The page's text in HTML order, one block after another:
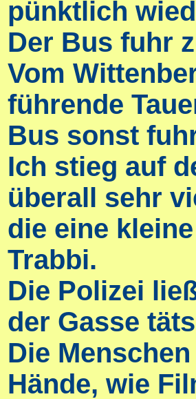
pünktlich
Der Bus fuhr
Vom
führende
Bus sonst
Ich stieg auf
überall sehr
die eine
Trabbi.
Die Polizei
der Gasse
Die
Hände, wie